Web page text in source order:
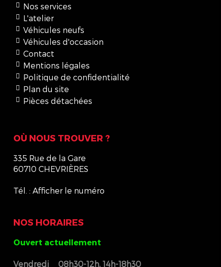
Nos services
L'atelier
Véhicules neufs
Véhicules d'occasion
Contact
Mentions légales
Politique de confidentialité
Plan du site
Pièces détachées
OÙ NOUS TROUVER ?
335 Rue de la Gare
60710 CHEVRIÈRES
Tél. : Afficher le numéro
NOS HORAIRES
Ouvert actuellement
Vendredi 08h30-12h, 14h-18h30